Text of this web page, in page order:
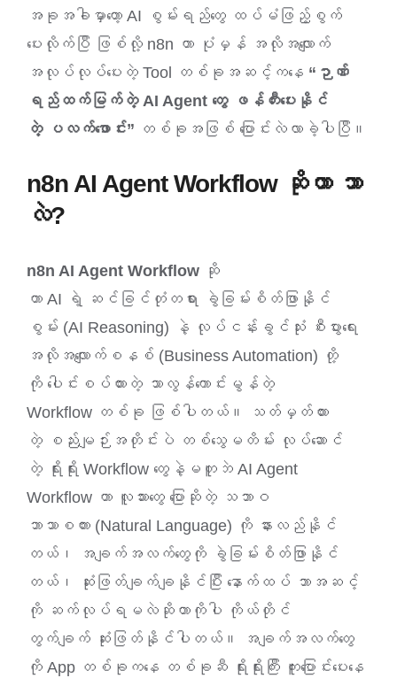
အခုအခါမှာတော့ AI စွမ်းရည်တွေ ထပ်မံဖြည့်စွက်
ပေးလိုက်ပြီ ဖြစ်လို့ n8n ဟာ ပုံမှန် အလိုအလျောက်
အလုပ်လုပ်ပေးတဲ့ Tool တစ်ခုအဆင့်ကနေ “ဉာဏ်
ရည်ထက်မြက်တဲ့ AI Agent တွေ ဖန်တီးပေးနိုင်
တဲ့ ပလက်ဖောင်း” တစ်ခုအဖြစ် ပြောင်းလဲလာခဲ့ပါပြီ။
n8n AI Agent Workflow ဆိုတာ ဘာ
လဲ?
n8n AI Agent Workflowဆို
တာ AI ရဲ့ ဆင်ခြင်တုံတရား ခွဲခြမ်းစိတ်ဖြာနိုင်
စွမ်း (AI Reasoning) နဲ့ လုပ်ငန်းခွင်သုံး စီးပွားရေး
အလိုအလျောက်စနစ် (Business Automation) တို့
ကို ပေါင်းစပ်ထားတဲ့ သာလွန်ကောင်းမွန်တဲ့
Workflow တစ်ခု ဖြစ်ပါတယ်။
သတ်မှတ်ထား
တဲ့ စည်းမျဉ်းအတိုင်းပဲ တစ်သွေမတိမ်း လုပ်ဆောင်
တဲ့ ရိုးရိုး Workflow တွေနဲ့မတူဘဲ AI Agent
Workflow ဟာ လူသားတွေ ပြောဆိုတဲ့ သဘာဝ
ဘာသာစကား (Natural Language) ကို နားလည်နိုင်
တယ်၊ အချက်အလက်တွေကို ခွဲခြမ်းစိတ်ဖြာနိုင်
တယ်၊ ဆုံးဖြတ်ချက်ချနိုင်ပြီး နောက်ထပ် ဘာအဆင့်
ကို ဆက်လုပ်ရမလဲဆိုတာကိုပါ ကိုယ်တိုင်
တွက်ချက် ဆုံးဖြတ်နိုင်ပါတယ်။ အချက်အလက်တွေ
ကို App တစ်ခုကနေ တစ်ခုဆီ ရိုးရိုးကြီး ကူးပြောင်းပေးနေ